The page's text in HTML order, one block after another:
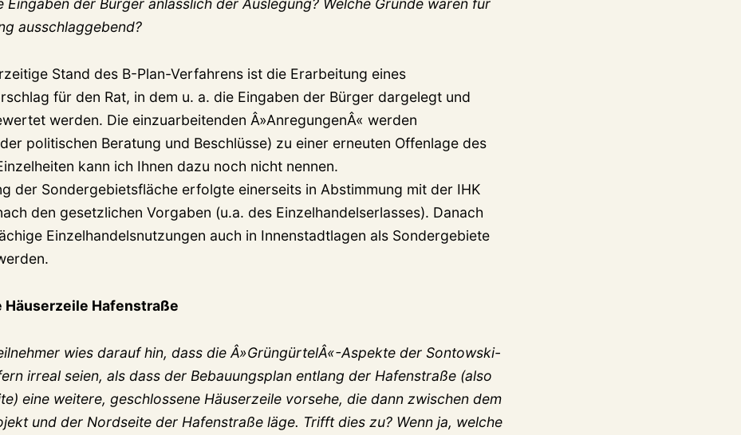
Eingaben der Bürger anlässlich der Auslegung? Welche Gründe waren für
ausschlaggebend?
Stand des B-Plan-Verfahrens ist die Erarbeitung eines
für den Rat, in dem u. a. die Eingaben der Bürger dargelegt und
werden. Die einzuarbeitenden Â»AnregungenÂ« werden
politischen Beratung und Beschlüsse) zu einer erneuten Offenlage des
kann ich Ihnen dazu noch nicht nennen.
der Sondergebietsfläche erfolgte einerseits in Abstimmung mit der IHK
den gesetzlichen Vorgaben (u.a. des Einzelhandelserlasses). Danach
Einzelhandelsnutzungen auch in Innenstadtlagen als Sondergebiete
Häuserzeile Hafenstraße
wies darauf hin, dass die Â»GrüngürtelÂ«-Aspekte der Sontowski-
irreal seien, als dass der Bebauungsplan entlang der Hafenstraße (also
eine weitere, geschlossene Häuserzeile vorsehe, die dann zwischen dem
und der Nordseite der Hafenstraße läge. Trifft dies zu? Wenn ja, welche